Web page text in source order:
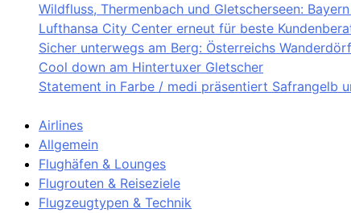
Wildfluss, Thermenbach und Gletscherseen:
Lufthansa City Center erneut für beste
Sicher unterwegs am Berg: Österreichs
Cool down am Hintertuxer Gletscher
Statement in Farbe / medi präsentiert Safrangelb
Airlines
Allgemein
Flughäfen & Lounges
Flugrouten & Reiseziele
Flugzeugtypen & Technik